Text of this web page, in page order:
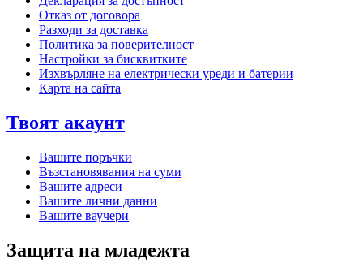
Отказ от договора
Разходи за доставка
Политика за поверителност
Настройки за бисквитките
Изхвърляне на електрически уреди и батерии
Карта на сайта
Твоят акаунт
Вашите поръчки
Възстановявания на суми
Вашите адреси
Вашите лични данни
Вашите ваучери
Защита на младежта